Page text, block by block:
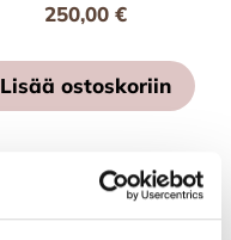
250,00 €
Lisää ostoskoriin